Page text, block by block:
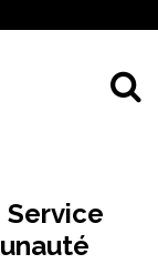
Service